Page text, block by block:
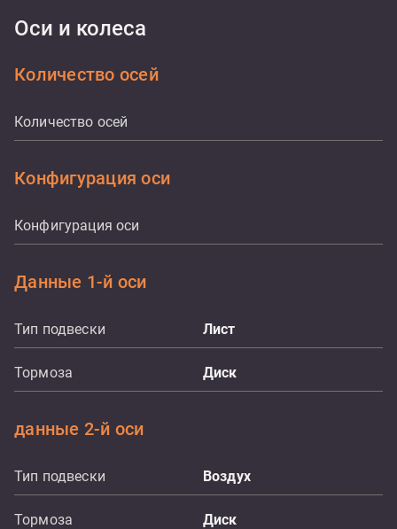
Оси и колеса
Количество осей
Количество осей
Конфигурация оси
Конфигурация оси
Данные 1-й оси
Тип подвески Лист
Тормоза Диск
данные 2-й оси
Тип подвески Воздух
Тормоза Диск